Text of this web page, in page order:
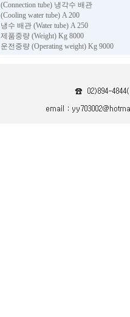
(Connection tube) 냉각수 배관
(Cooling water tube) A 200
냉수 배관 (Water tube) A 250
제품중량 (Weight) Kg 8000
운전중량 (Operating weight) Kg 9000